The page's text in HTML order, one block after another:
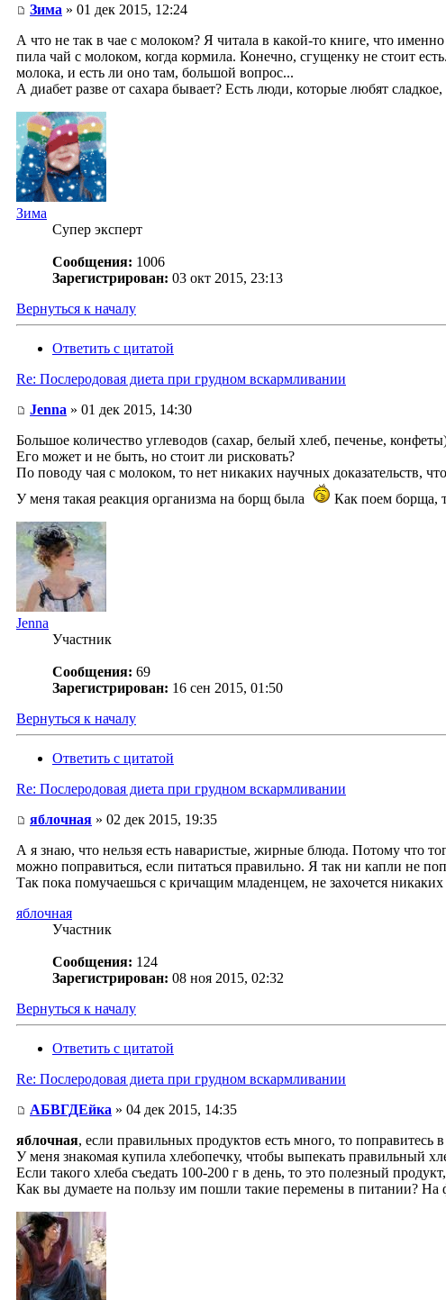
Зима » 01 дек 2015, 12:24
А что не так в чае с молоком? Я читала в какой-то книге, что
пила чай с молоком, когда кормила. Конечно, сгущенку не стоит
молока, и есть ли оно там, большой вопрос...
А диабет разве от сахара бывает? Есть люди, которые любят
Зима
Супер эксперт
Сообщения: 1006
Зарегистрирован: 03 окт 2015, 23:13
Вернуться к началу
Ответить с цитатой
Re: Послеродовая диета при грудном вскармливании
Jenna » 01 дек 2015, 14:30
Большое количество углеводов (сахар, белый хлеб, печенье,
Его может и не быть, но стоит ли рисковать?
По поводу чая с молоком, то нет никаких научных доказательств,
У меня такая реакция организма на борщ была
Как поем борща,
Jenna
Участник
Сообщения: 69
Зарегистрирован: 16 сен 2015, 01:50
Вернуться к началу
Ответить с цитатой
Re: Послеродовая диета при грудном вскармливании
яблочная » 02 дек 2015, 19:35
А я знаю, что нельзя есть наваристые, жирные блюда. Потому что
можно поправиться, если питаться правильно. Я так ни капли не
Так пока помучаешься с кричащим младенцем, не захочется никаких
яблочная
Участник
Сообщения: 124
Зарегистрирован: 08 ноя 2015, 02:32
Вернуться к началу
Ответить с цитатой
Re: Послеродовая диета при грудном вскармливании
АБВГДЕйка » 04 дек 2015, 14:35
яблочная, если правильных продуктов есть много, то поправитесь
У меня знакомая купила хлебопечку, чтобы выпекать правильный
Если такого хлеба съедать 100-200 г в день, то это полезный
Как вы думаете на пользу им пошли такие перемены в питании? На